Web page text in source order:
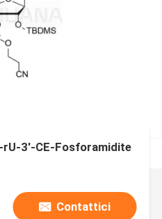
3'-CE-Fosforamidite
Contattici